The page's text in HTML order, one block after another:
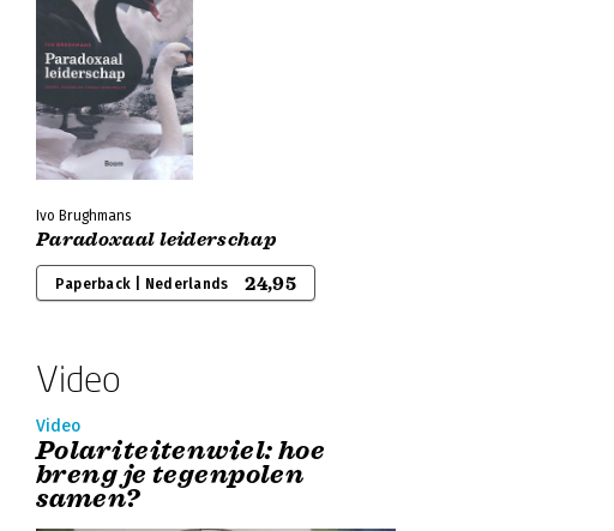
Ivo Brughmans
Paradoxaal leiderschap
Paperback | Nederlands 24,95
Video
Video
Polariteitenwiel: hoe
breng je tegenpolen
samen?